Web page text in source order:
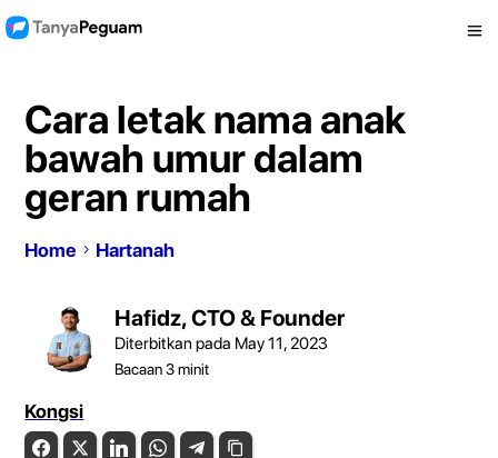
Cara letak nama anak
bawah umur dalam
geran rumah
Home Hartanah
Hafidz, CTO & Founder
Diterbitkan pada May 11, 2023
Bacaan3minit
Kongsi
FacebookTwitter LinkedIn WhatsAppTelegram